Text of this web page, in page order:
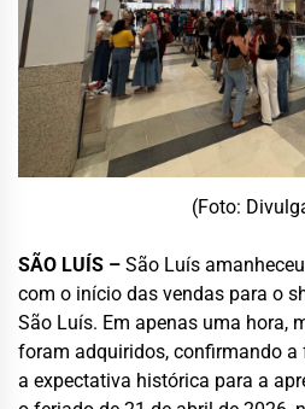
(Foto:
SÃO LUÍS – São Luís
com o início das vendas para o
São Luís. Em apenas uma hora,
foram adquiridos, confirmando
a expectativa histórica para a